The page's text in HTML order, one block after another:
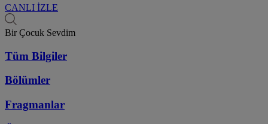
CANLI İZLE
Bir Çocuk Sevdim
Tüm Bilgiler
Bölümler
Fragmanlar